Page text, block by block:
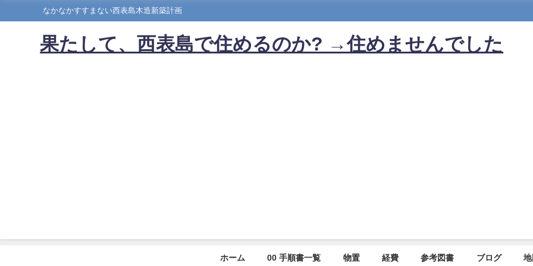
なかなかすすまない西表島木造新築計画
果たして、西表島で住めるのか? →住めませんでした
ホーム 00 手順書一覧 物置 経費 参考図書 ブログ